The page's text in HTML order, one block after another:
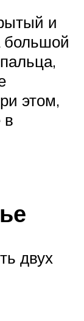
и
большой
этом,
в
двух